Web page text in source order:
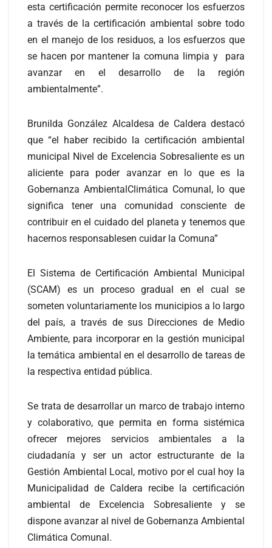
esta certificación permite reconocer los esfuerzos
a través de la certificación ambiental sobre todo
en el manejo de los residuos, a los esfuerzos que
se hacen por mantener la comuna limpia y para
avanzar en el desarrollo de la región
ambientalmente”.
Brunilda González Alcaldesa de Caldera destacó
que “el haber recibido la certificación ambiental
municipal Nivel de Excelencia Sobresaliente es un
aliciente para poder avanzar en lo que es la
Gobernanza AmbientalClimática Comunal, lo que
significa tener una comunidad consciente de
contribuir en el cuidado del planeta y tenemos que
hacernos responsablesen cuidar la Comuna”
El Sistema de Certificación Ambiental Municipal
(SCAM) es un proceso gradual en el cual se
someten voluntariamente los municipios a lo largo
del país, a través de sus Direcciones de Medio
Ambiente, para incorporar en la gestión municipal
la temática ambiental en el desarrollo de tareas de
la respectiva entidad pública.
Se trata de desarrollar un marco de trabajo interno
y colaborativo, que permita en forma sistémica
ofrecer mejores servicios ambientales a la
ciudadanía y ser un actor estructurante de la
Gestión Ambiental Local, motivo por el cual hoy la
Municipalidad de Caldera recibe la certificación
ambiental de Excelencia Sobresaliente y se
dispone avanzar al nivel de Gobernanza Ambiental
Climática Comunal.